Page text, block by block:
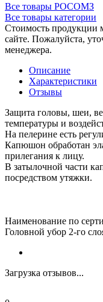
Все товары РОСОМЗ
Все товары категории
Стоимость продукции
сайте. Пожалуйста,
менеджера.
Описание
Характеристики
Отзывы
Защита головы, шеи,
температуры и
На пелерине есть
Капюшон обработан
прилегания к лицу.
В затылочной части
посредством утяжки.
Наименование по
Головной убор 2-го
Загрузка отзывов...